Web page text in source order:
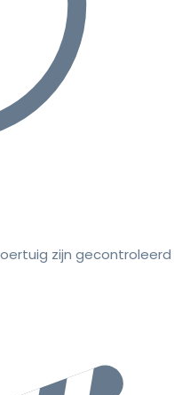
zijn gecontroleerd